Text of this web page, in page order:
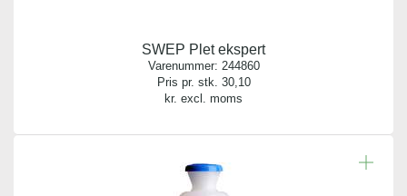
SWEP Plet ekspert
Varenummer: 244860
Pris pr. stk. 30,10
kr. excl. moms